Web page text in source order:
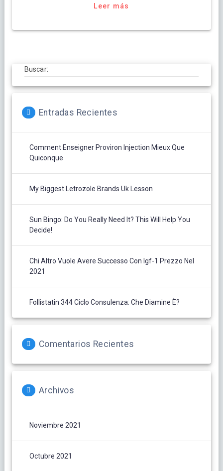
Leer más
Buscar:
Entradas Recientes
Comment Enseigner Proviron Injection Mieux Que
Quiconque
My Biggest Letrozole Brands Uk Lesson
Sun Bingo: Do You Really Need It? This Will Help You
Decide!
Chi Altro Vuole Avere Successo Con Igf-1 Prezzo Nel
2021
Follistatin 344 Ciclo Consulenza: Che Diamine È?
Comentarios Recientes
Archivos
Noviembre 2021
Octubre 2021